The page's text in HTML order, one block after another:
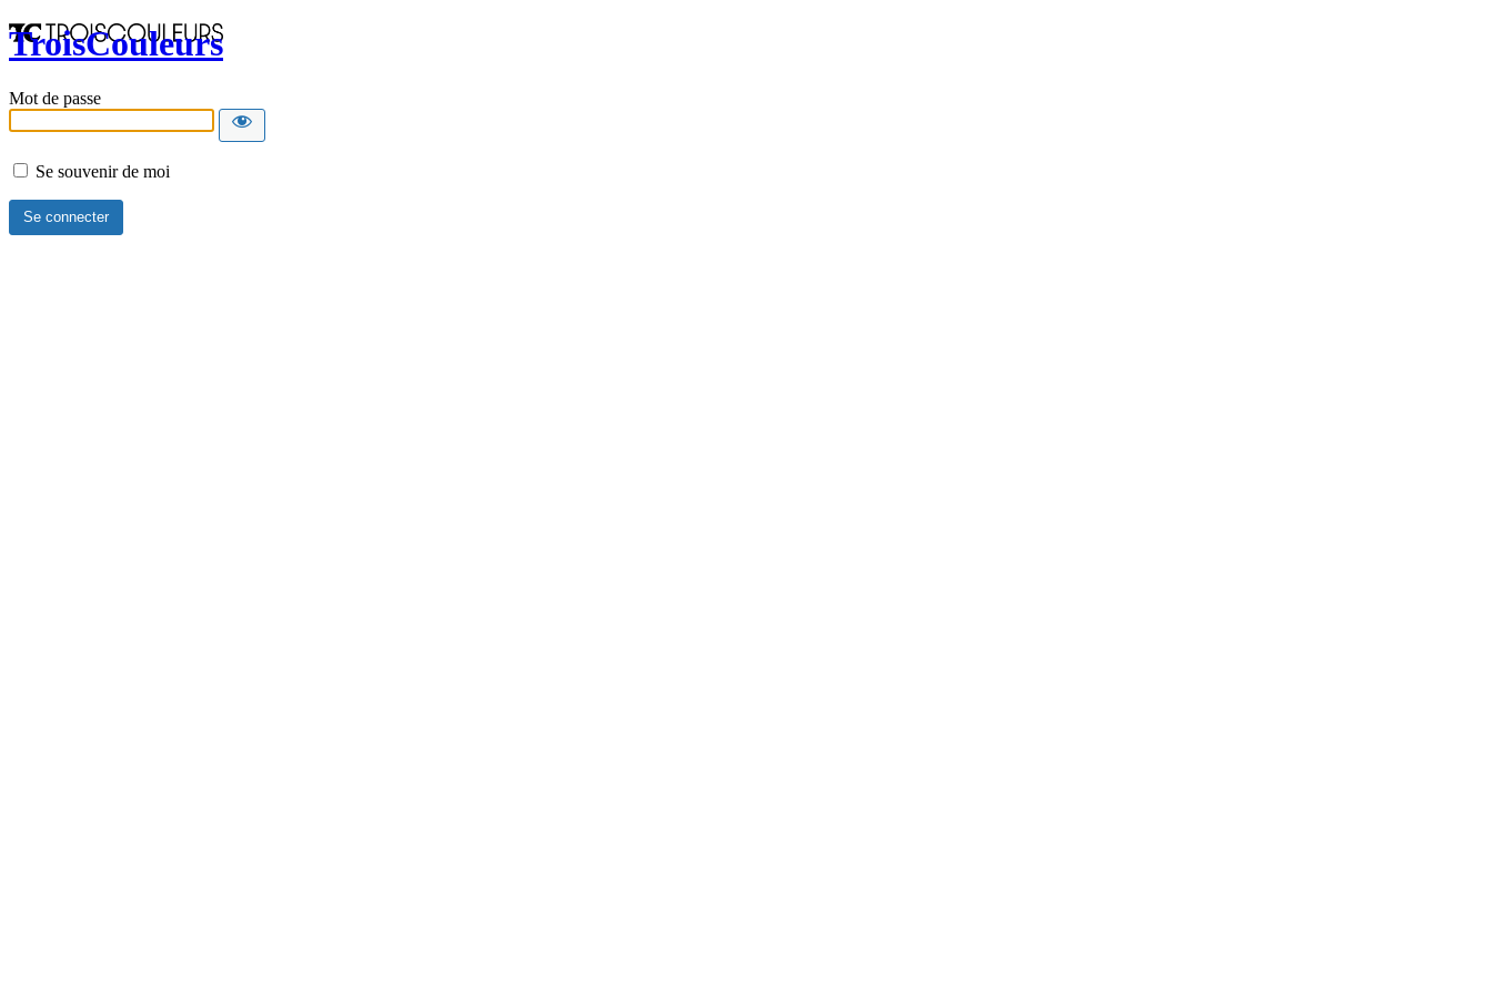
TroisCouleurs
Mot de passe
Se souvenir de moi